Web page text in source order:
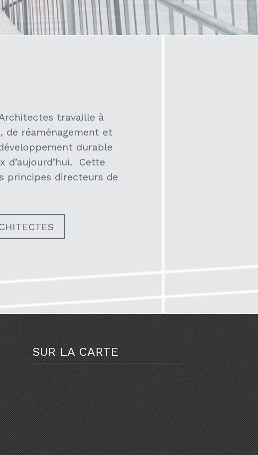
travaille à
de réaménagement et
durable
d’aujourd’hui. Cette
principes directeurs de
SUR LA CARTE